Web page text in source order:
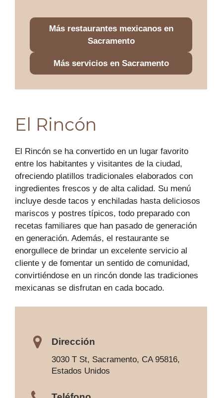
Más restaurantes mexicanos en
Sacramento
Más servicios en Sacramento
El Rincón
El Rincón se ha convertido en un lugar favorito
entre los habitantes y visitantes de la ciudad,
ofreciendo platillos tradicionales elaborados con
ingredientes frescos y de alta calidad. Su menú
incluye desde tacos y enchiladas hasta deliciosos
mariscos y postres típicos, todo preparado con
recetas familiares que han pasado de generación
en generación. Además, el restaurante se
enorgullece de brindar un excelente servicio al
cliente y de fomentar un sentido de comunidad,
convirtiéndose en un rincón donde las tradiciones
mexicanas se disfrutan en cada bocado.
Dirección
3030 T St, Sacramento, CA 95816,
Estados Unidos